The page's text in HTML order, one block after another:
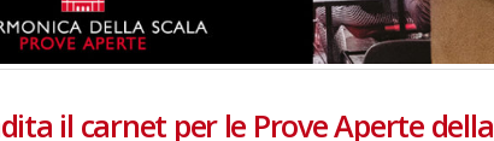
il carnet per le Prove Aperte della